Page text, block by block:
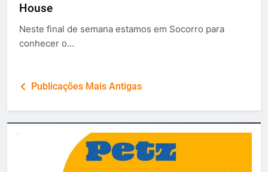
House
Neste final de semana estamos em Socorro para
conhecer o…
Navegação
por
posts
Publicações Mais Antigas